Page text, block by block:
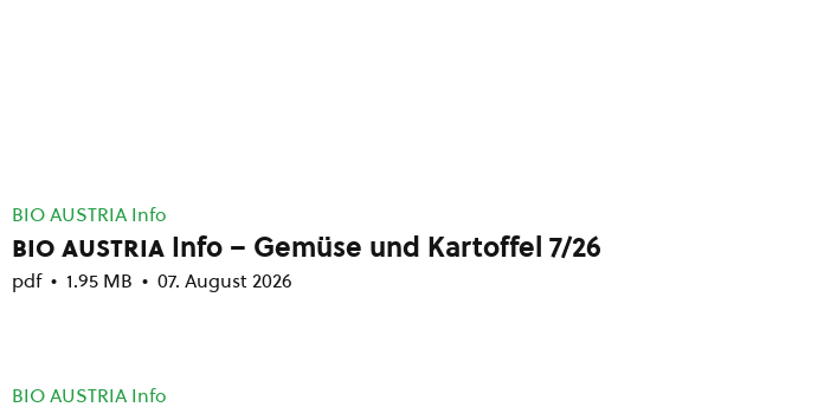
BIO AUSTRIA Info
bio austria Info – Gemüse und Kartoffel 7/26
pdf 1.95 MB 07. August 2026
BIO AUSTRIA Info